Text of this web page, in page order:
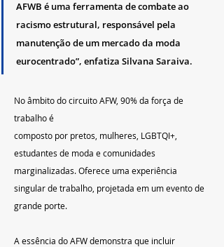
AFWB é uma ferramenta de combate ao
racismo estrutural, responsável pela
manutenção de um mercado da moda
eurocentrado”, enfatiza Silvana Saraiva.
No âmbito do circuito AFW, 90% da força de
trabalho é
composto por pretos, mulheres, LGBTQI+,
estudantes de moda e comunidades
marginalizadas. Oferece uma experiência
singular de trabalho, projetada em um evento de
grande porte.
A essência do AFW demonstra que incluir